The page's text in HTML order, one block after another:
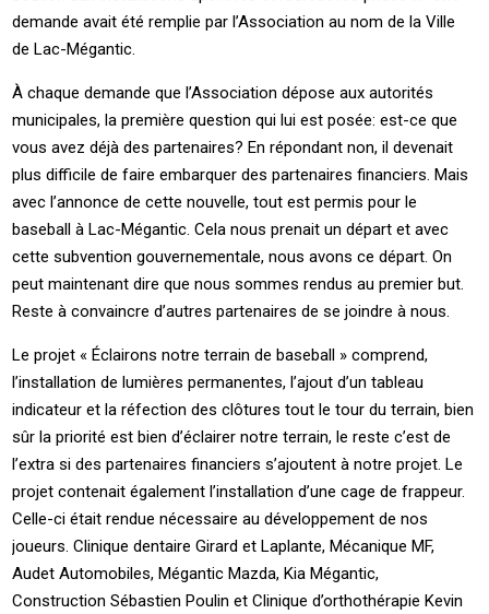
demande avait été remplie par l’Association au nom de la Ville
de Lac-Mégantic.
À chaque demande que l’Association dépose aux autorités
municipales, la première question qui lui est posée: est-ce que
vous avez déjà des partenaires? En répondant non, il devenait
plus difficile de faire embarquer des partenaires financiers. Mais
avec l’annonce de cette nouvelle, tout est permis pour le
baseball à Lac-Mégantic. Cela nous prenait un départ et avec
cette subvention gouvernementale, nous avons ce départ. On
peut maintenant dire que nous sommes rendus au premier but.
Reste à convaincre d’autres partenaires de se joindre à nous.
Le projet « Éclairons notre terrain de baseball » comprend,
l’installation de lumières permanentes, l’ajout d’un tableau
indicateur et la réfection des clôtures tout le tour du terrain, bien
sûr la priorité est bien d’éclairer notre terrain, le reste c’est de
l’extra si des partenaires financiers s’ajoutent à notre projet. Le
projet contenait également l’installation d’une cage de frappeur.
Celle-ci était rendue nécessaire au développement de nos
joueurs. Clinique dentaire Girard et Laplante, Mécanique MF,
Audet Automobiles, Mégantic Mazda, Kia Mégantic,
Construction Sébastien Poulin et Clinique d’orthothérapie Kevin